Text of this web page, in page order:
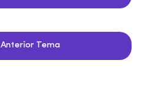
Anterior Tema